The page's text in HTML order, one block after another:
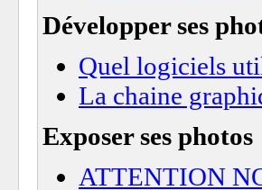
Développer ses
Quel logiciels
La chaine
Exposer ses photos
ATTENTION